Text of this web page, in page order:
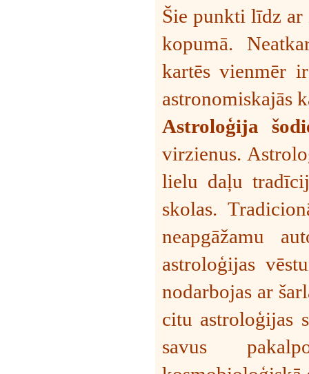
Šie punkti līdz
kopumā.
kartēs vienmēr
astronomiskajās
Astroloģija
virzienus.
lielu daļu
skolas.
neapgāžamu
astroloģijas
nodarbojas ar
citu astroloģijas
savus